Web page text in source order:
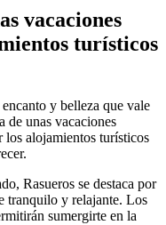
vacaciones
turísticos
y belleza que vale
de unas vacaciones
los alojamientos turísticos
Rasueros se destaca por
tranquilo y relajante. Los
sumergirte en la